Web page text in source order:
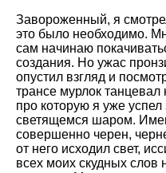
Завороженный, я
это было необходимо.
сам начинаю
создания. Но ужас
опустил взгляд и
трансе мурлок
про которую я уже
светящемся шаром.
совершенно черен,
от него исходил свет,
всех моих скудных слов